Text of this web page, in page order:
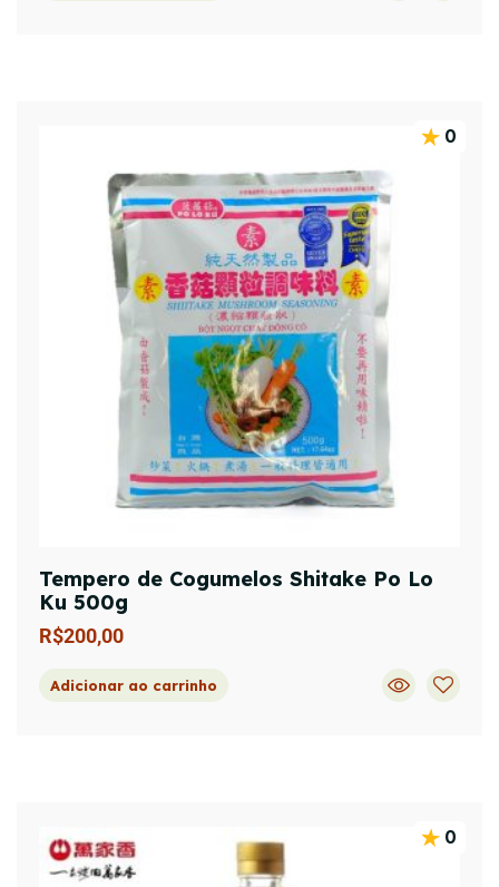
0
Tempero de Cogumelos Shitake Po Lo
Ku 500g
R$200,00
Adicionar ao carrinho
0